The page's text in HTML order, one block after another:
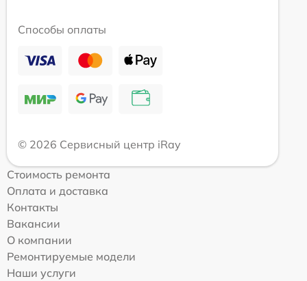
Способы оплаты
© 2026 Сервисный центр iRay
Стоимость ремонта
Оплата и доставка
Контакты
Вакансии
О компании
Ремонтируемые модели
Наши услуги